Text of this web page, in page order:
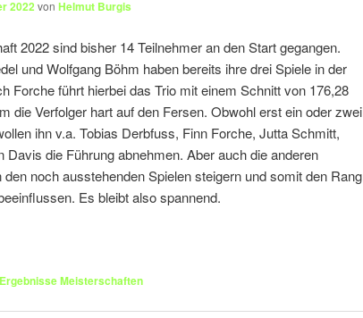
2022von Helmut Burgis
2022 sind bisher 14 Teilnehmer an den Start gegangen.
und Wolfgang Böhm haben bereits ihre drei Spiele in der
Forche führt hierbei das Trio mit einem Schnitt von 176,28
die Verfolger hart auf den Fersen. Obwohl erst ein oder zwei
ihn v.a. Tobias Derbfuss, Finn Forche, Jutta Schmitt,
Davis die Führung abnehmen. Aber auch die anderen
noch ausstehenden Spielen steigern und somit den Rang
Es bleibt also spannend.
Ergebnisse Meisterschaften